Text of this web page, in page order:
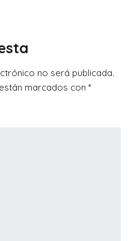
no será publicada.
marcados con *